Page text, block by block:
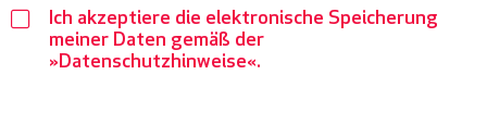
Ich akzeptiere die elektronische Speicherung
meiner Daten gemäß der
Datenschutzhinweise .